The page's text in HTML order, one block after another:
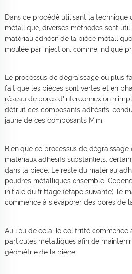
Dans ce procédé utilisant la technique
métallique, diverses méthodes sont
matériau adhésif de la pièce
moulée par injection, comme indiqué
Le processus de dégraissage ou plus
fait que les pièces sont vertes et en
réseau de pores d'interconnexion
détruit ces composants adhésifs,
jaune de ces composants Mim.
Bien que ce processus de
matériaux adhésifs substantiels,
dans la pièce. Le reste du matériau
poudres métalliques ensemble.
initiale du frittage (étape suivante), le
commence à s'évaporer des pores de
Au lieu de cela, le col fritté commence
particules métalliques afin de
géométrie de la pièce.